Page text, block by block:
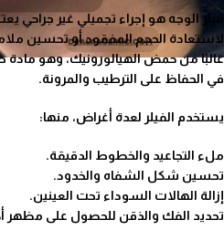
فيلر الوجه هو إجراء تجميلي غير جراحي
لاستعادة الحجم المفقود أو تحسين
غالبًا من حمض الهيالورونيك، وهو
في الحفاظ على الترطيب والمرونة.
يستخدم الفيلر لعدة أغراض، منها:
ملء التجاعيد والخطوط الدقيقة.
تحسين شكل الشفاه والخدود.
إزالة الهالات السوداء تحت العينين.
تحديد الفك والذقن للحصول على مظهر